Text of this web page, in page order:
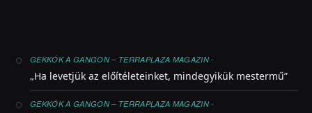
GEKKÓK A GANGON – TERRAPLAZA MAGAZIN-
„Ha levetjük az előítéleteinket, mindegyikük mestermű”
GEKKÓK A GANGON – TERRAPLAZA MAGAZIN-